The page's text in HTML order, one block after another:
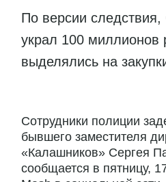
По версии следствия,
украл 100 миллионов
выделялись на
Сотрудники полиции
бывшего заместителя
«Калашников» Сергея
сообщается в пятницу,